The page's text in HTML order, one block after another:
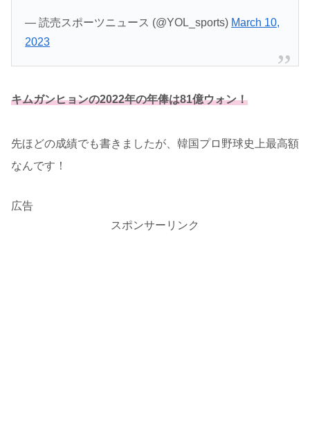
— 読売スポーツニュース (@YOL_sports) March 10,
2023
キムガンヒョンの2022年の年俸は81億ウォン！
先ほどの成績でも書きましたが、韓国プロ野球史上最高額
なんです！
広告
スポンサーリンク